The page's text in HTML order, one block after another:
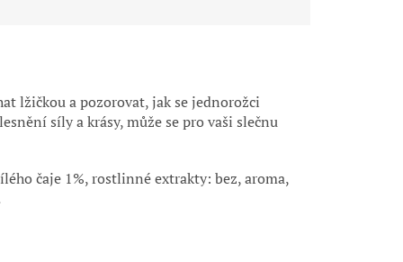
lžičkou a pozorovat, jak se jednorožci
síly a krásy, může se pro vaši slečnu
čaje 1%, rostlinné extrakty: bez, aroma,